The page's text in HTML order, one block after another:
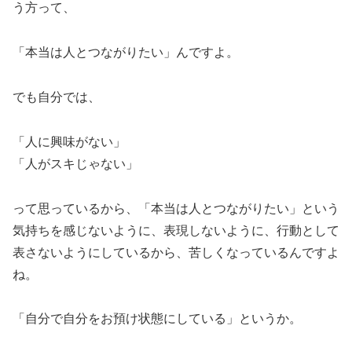
う方って、
「本当は人とつながりたい」んですよ。
でも自分では、
「人に興味がない」
「人がスキじゃない」
って思っているから、「本当は人とつながりたい」という
気持ちを感じないように、表現しないように、行動として
表さないようにしているから、苦しくなっているんですよ
ね。
「自分で自分をお預け状態にしている」というか。